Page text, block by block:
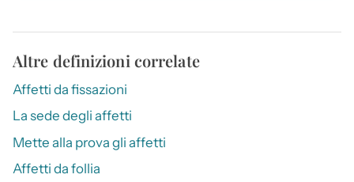
Altre definizioni correlate
Affetti da fissazioni
La sede degli affetti
Mette alla prova gli affetti
Affetti da follia